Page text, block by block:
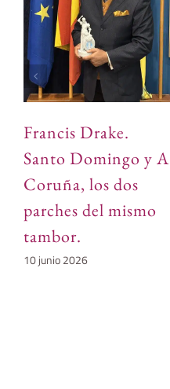
Francis Drake.
Santo Domingo y A
Coruña, los dos
parches del mismo
tambor.
10 junio 2026